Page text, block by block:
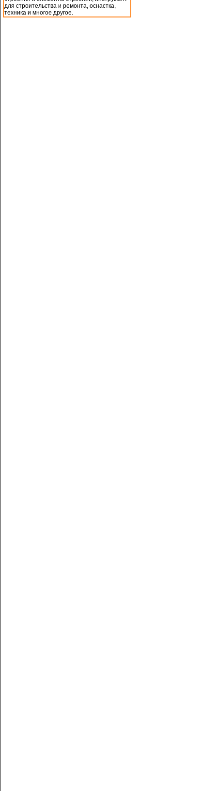
для строительства и ремонта, оснастка,
техника и многое другое.